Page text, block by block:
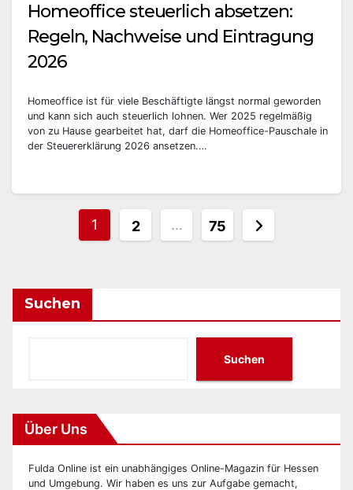
Homeoffice steuerlich absetzen:
Regeln, Nachweise und Eintragung
2026
Homeoffice ist für viele Beschäftigte längst normal geworden
und kann sich auch steuerlich lohnen. Wer 2025 regelmäßig
von zu Hause gearbeitet hat, darf die Homeoffice-Pauschale in
der Steuererklärung 2026 ansetzen.…
1 2 … 75
Suchen
Suchen
Über Uns
Fulda Online ist ein unabhängiges Online-Magazin für Hessen
und Umgebung. Wir haben es uns zur Aufgabe gemacht,